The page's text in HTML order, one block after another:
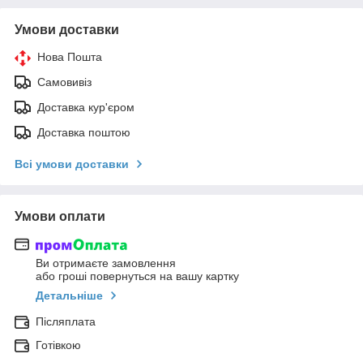
Умови доставки
Нова Пошта
Самовивіз
Доставка кур'єром
Доставка поштою
Всі умови доставки
Умови оплати
Ви отримаєте замовлення
або гроші повернуться на вашу картку
Детальніше
Післяплата
Готівкою